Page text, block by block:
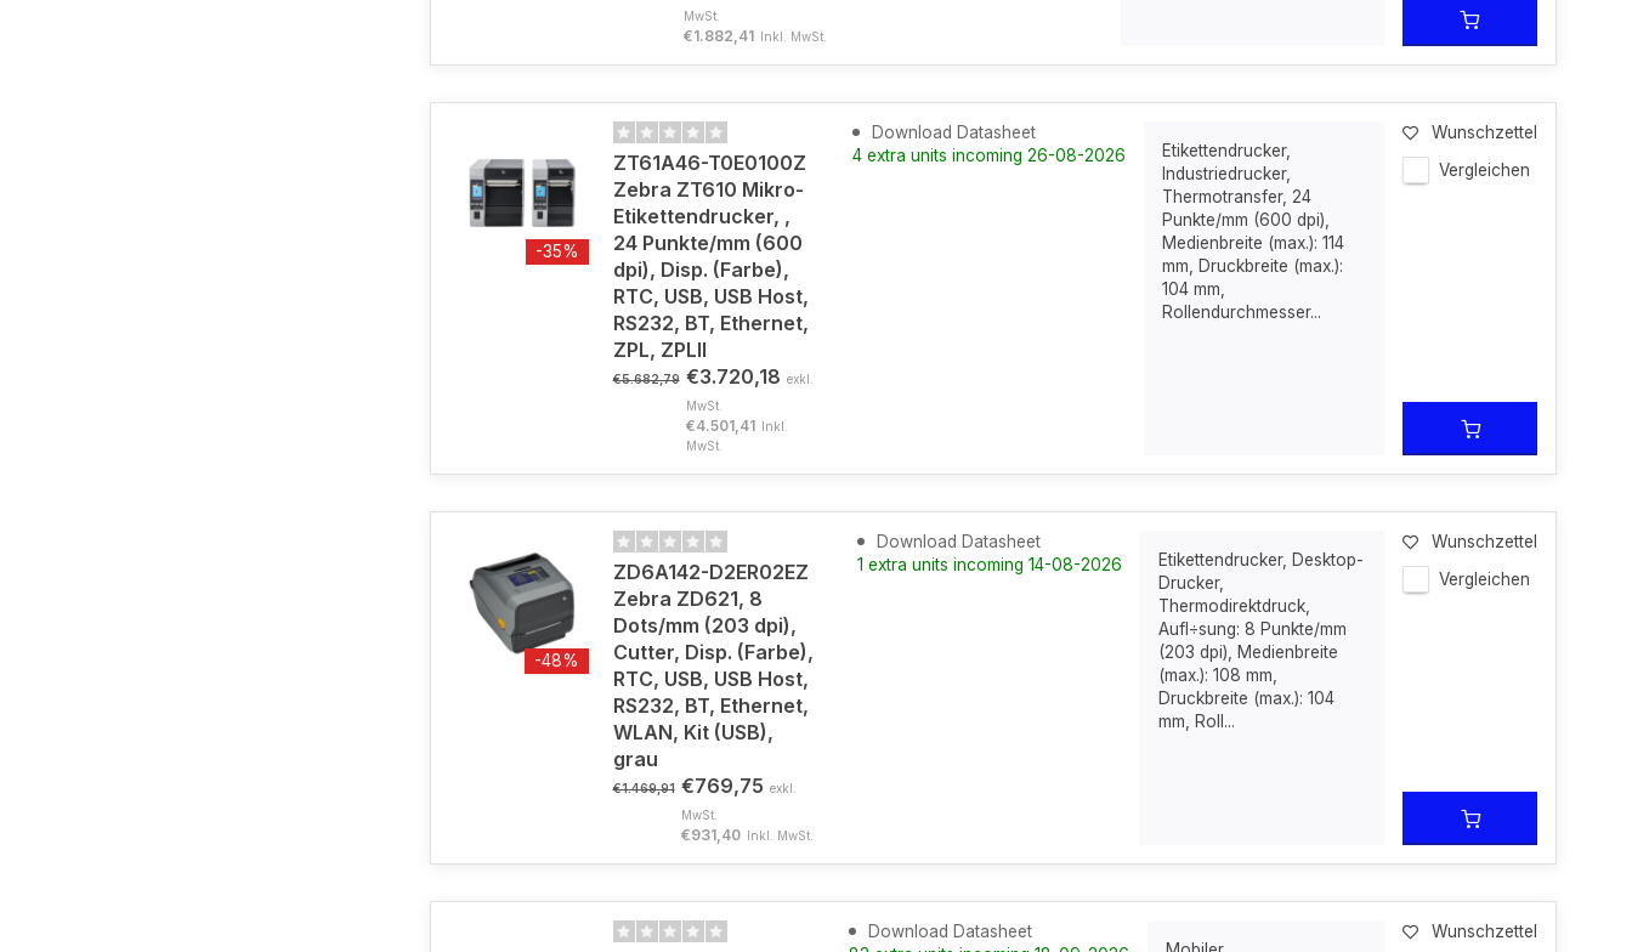
MwSt.
€1.882,41 Inkl. MwSt.
-35%
ZT61A46-T0E0100Z
Zebra ZT610 Mikro-
Etikettendrucker, ,
24 Punkte/mm (600
dpi), Disp. (Farbe),
RTC, USB, USB Host,
RS232, BT, Ethernet,
ZPL, ZPLII
€5.682,79 €3.720,18 exkl.
MwSt.
€4.501,41 Inkl.
MwSt.
Download Datasheet
4 extra units incoming 26-08-2026
Etikettendrucker,
Industriedrucker,
Thermotransfer, 24
Punkte/mm (600 dpi),
Medienbreite (max.): 114
mm, Druckbreite (max.):
104 mm,
Rollendurchmesser...
Wunschzettel
Vergleichen
-48%
ZD6A142-D2ER02EZ
Zebra ZD621, 8
Dots/mm (203 dpi),
Cutter, Disp. (Farbe),
RTC, USB, USB Host,
RS232, BT, Ethernet,
WLAN, Kit (USB),
grau
€1.469,91 €769,75 exkl.
MwSt.
€931,40 Inkl. MwSt.
Download Datasheet
1 extra units incoming 14-08-2026
Etikettendrucker, Desktop-
Drucker,
Thermodirektdruck,
Aufl÷sung: 8 Punkte/mm
(203 dpi), Medienbreite
(max.): 108 mm,
Druckbreite (max.): 104
mm, Roll...
Wunschzettel
Vergleichen
Download Datasheet
Wunschzettel